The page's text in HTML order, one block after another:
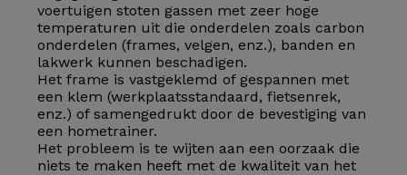
voertuigen stoten gassen met zeer hoge
temperaturen uit die onderdelen zoals carbon
onderdelen (frames, velgen, enz.), banden en
lakwerk kunnen beschadigen.
Het frame is vastgeklemd of gespannen met
een klem (werkplaatsstandaard, fietsenrek,
enz.) of samengedrukt door de bevestiging van
een hometrainer.
Het probleem is te wijten aan een oorzaak die
niets te maken heeft met de kwaliteit van het